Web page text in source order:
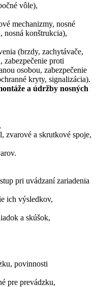
vôle),
mechanizmy, nosné
nosná konštrukcia),
(brzdy, zachytávače,
zabezpečenie proti
osobou, zabezpečenie
kryty, signalizácia).
a údržby nosných
zvarové a skrutkové spoje,
pri uvádzaní zariadenia
ich výsledkov,
a skúšok,
povinnosti
pre prevádzku,